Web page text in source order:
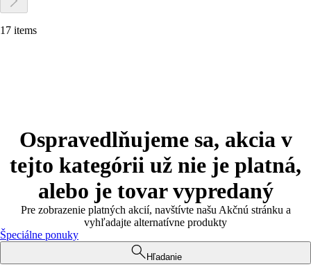
17 items
Ospravedlňujeme sa, akcia v
tejto kategórii už nie je platná,
alebo je tovar vypredaný
Pre zobrazenie platných akcií, navštívte našu Akčnú stránku a
vyhľadajte alternatívne produkty
Špeciálne ponuky
Hľadanie